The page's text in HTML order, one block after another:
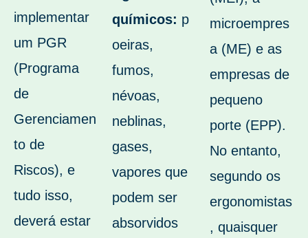
implementar
um PGR
(Programa
de
Gerenciamen
to de
Riscos), e
tudo isso,
deverá estar
químicos: p
oeiras,
fumos,
névoas,
neblinas,
gases,
vapores que
podem ser
absorvidos
microempres
a (ME) e as
empresas de
pequeno
porte (EPP).
No entanto,
segundo os
ergonomistas
, quaisquer